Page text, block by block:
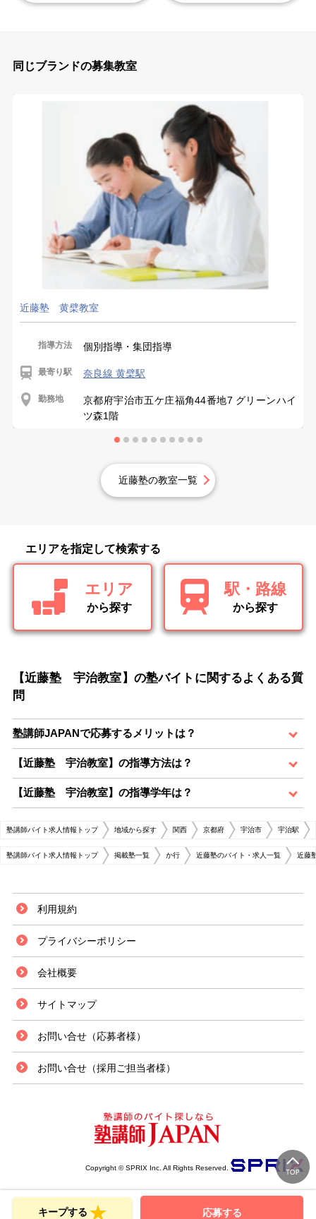
同じブランドの募集教室
近藤塾 黄檗教室
指導方法 個別指導・集団指導
最寄り駅 奈良線 黄檗駅
勤務地
京都府宇治市五ケ庄福角44番地7 グリーンハイ
ツ森1階
近藤塾の教室一覧
エリアを指定して検索する
エリア
から探す
駅・路線
から探す
【近藤塾 宇治教室】の塾バイトに関するよくある質
問
塾講師JAPANで応募するメリットは？
【近藤塾 宇治教室】の指導方法は？
【近藤塾 宇治教室】の指導学年は？
塾講師バイト求人情報トップ 地域から探す 関西 京都府 宇治市 宇治駅
塾講師バイト求人情報トップ 掲載塾一覧 か行 近藤塾のバイト・求人一覧 近藤
キープする 応募する
利用規約
プライバシーポリシー
会社概要
サイトマップ
お問い合せ（応募者様）
お問い合せ（採用ご担当者様）
Copyright © SPRIX Inc. All Rights Reserved.